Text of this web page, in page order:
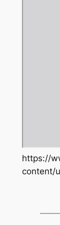
https://
content/